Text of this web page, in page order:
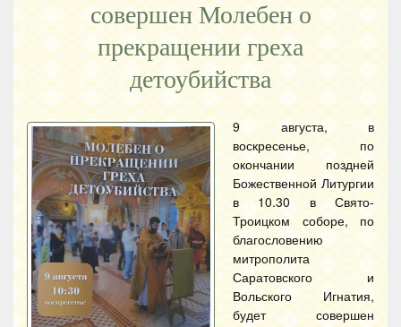
совершен Молебен о
прекращении греха
детоубийства
9 августа, в
воскресенье, по
окончании поздней
Божественной Литургии
в 10.30 в Свято-
Троицком соборе, по
благословению
митрополита
Саратовского и
Вольского Игнатия,
будет совершен